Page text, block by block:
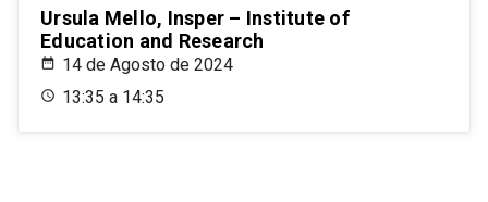
Ursula Mello, Insper – Institute of
Education and Research
14 de Agosto de 2024
13:35 a 14:35